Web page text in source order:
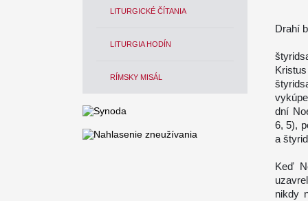
LITURGICKÉ ČÍTANIA
LITURGIA HODÍN
RÍMSKY MISÁL
Drahí
dní
6, 5),
a
Keď
nikdy